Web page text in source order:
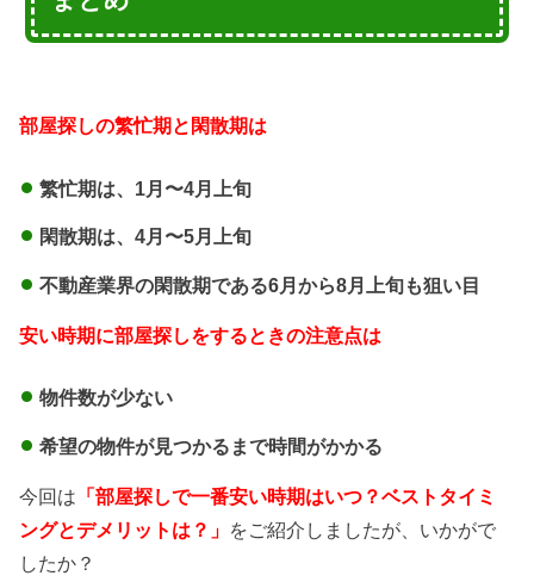
部屋探しの繁忙期と閑散期は
繁忙期は、1月〜4月上旬
閑散期は、4月〜5月上旬
不動産業界の閑散期である6月から8月上旬も狙い目
安い時期に部屋探しをするときの注意点は
物件数が少ない
希望の物件が見つかるまで時間がかかる
今回は 「部屋探しで一番安い時期はいつ？ベストタイミ
ングとデメリットは？」 をご紹介しましたが、いかがで
したか？